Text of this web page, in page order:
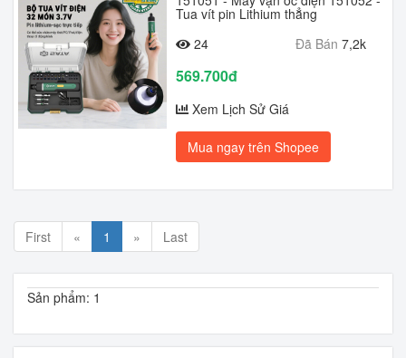
Tua vít pin Lithium thẳng
24
Đã Bán 7,2k
569.700đ
Xem Lịch Sử Giá
Mua ngay trên Shopee
First « 1 » Last
Sản phẩm: 1